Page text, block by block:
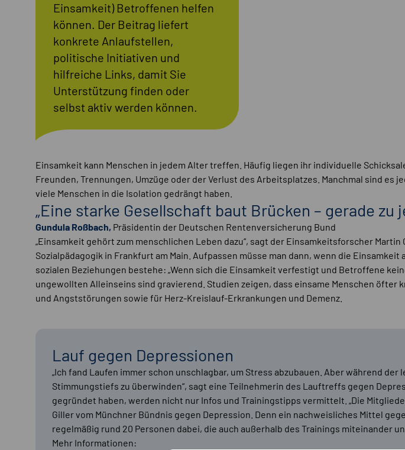
Einsamkeit) Betroffenen helfen
können. Der Beitrag liefert
konkrete Anlaufstellen,
politische Initiativen und
hilfreiche Links, damit Sie
Unterstützung finden oder
selbst aktiv werden können.
Einsamkeit kann Menschen in jedem Alter treffen. Häufig liegen ihr individuelle
Freunden, Trennungen, Umzüge oder der Verlust des Arbeitsplatzes. Manchmal sind
viele Menschen in die Isolation gedrängt haben.
„Eine starke Gesellschaft baut Brücken – gerade zu
Gundula Roßbach, Präsidentin der Deutschen Rentenversicherung Bund
„Einsamkeit gehört zum menschlichen Leben dazu“, sagt der Einsamkeitsforscher
Sozialpädagogik in Frankfurt am Main. Aufpassen müsse man dann, wenn die
sozialen Beziehungen bestehe: „Wenn sich die Einsamkeit verfestigt und Betroffene
ungewollten Alleinseins sind gravierend. Studien zeigen, dass einsame Menschen
und Angststörungen sowie für Herz-Kreislauf-Erkrankungen und Demenz.
Lauf gegen Depressionen
„Ich fand Laufen immer schon unschlagbar, um Stress abzubauen. Aber während
Stimmungstiefs zu überwinden“, sagt eine Teilnehmerin des Lauftreffs gegen
gegründet haben, werden nicht nur Infos und Trainingstipps vermittelt. „Die
Giller vom Münchner Bündnis gegen Depression. Denn ein nachweisliches Mittel
regelmäßig rund 20 Personen dabei, die auch außerhalb des Trainings miteinander
Mehr Informationen: